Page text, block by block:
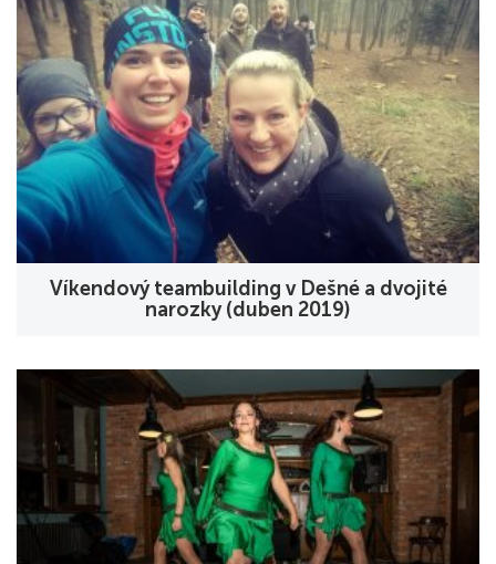
Víkendový teambuilding v Dešné a dvojité
narozky (duben 2019)